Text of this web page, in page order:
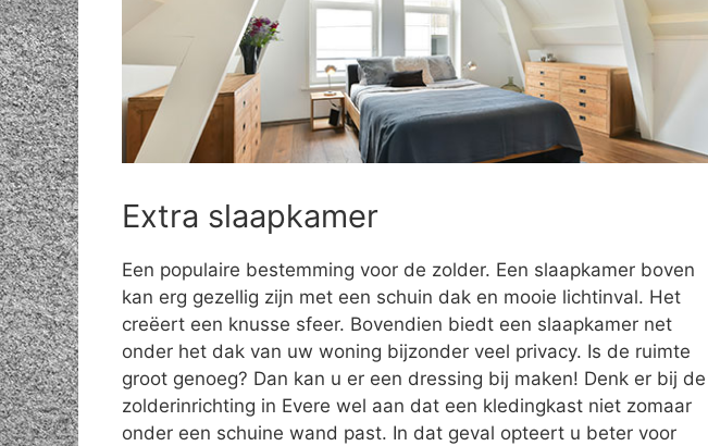
Extra slaapkamer
Een populaire bestemming voor de zolder. Een slaapkamer boven
kan erg gezellig zijn met een schuin dak en mooie lichtinval. Het
creëert een knusse sfeer. Bovendien biedt een slaapkamer net
onder het dak van uw woning bijzonder veel privacy. Is de ruimte
groot genoeg? Dan kan u er een dressing bij maken! Denk er bij de
zolderinrichting in Evere wel aan dat een kledingkast niet zomaar
onder een schuine wand past. In dat geval opteert u beter voor